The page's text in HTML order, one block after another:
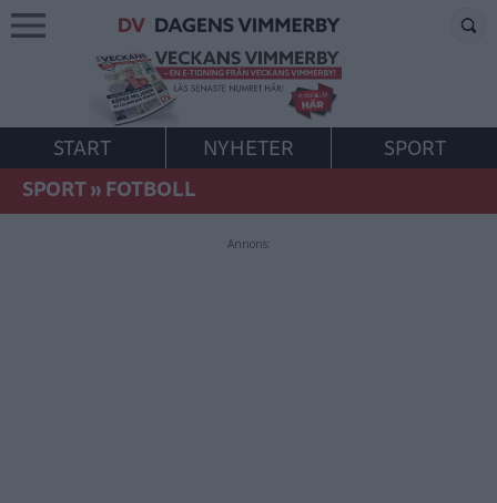
START NYHETER
SPORT
SPORT»FOTBOLL
Annons: